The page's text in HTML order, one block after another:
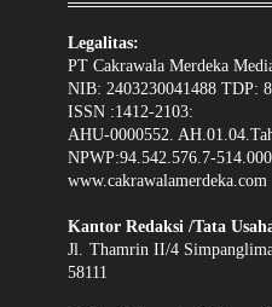
Legalitas:
PT Cakrawala Merdeka
NIB: 2403230041488 TDP:
ISSN :1412-2103:
AHU-0000552.
NPWP:94.542.576.7-514.000
www.cakrawalamerdeka.com
Kantor Redaksi /Tata
Jl. Thamrin II/4
58111